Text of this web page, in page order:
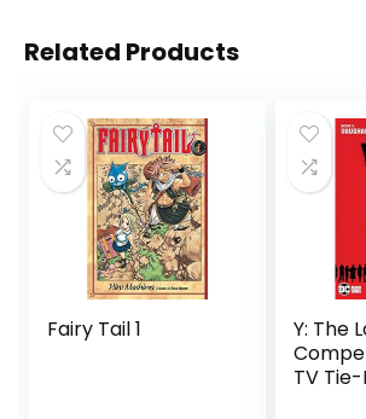
Related Products
Fairy Tail 1
Y: The
TV